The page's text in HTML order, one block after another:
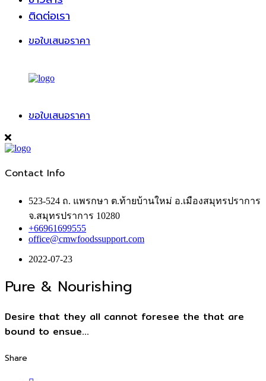
ติดต่อเรา
ขอใบเสนอราคา
ขอใบเสนอราคา
Contact Info
523-524 ถ. แพรกษา ต.ท้ายบ้านใหม่ อ.เมืองสมุทรปราการ
จ.สมุทรปราการ 10280
+66961699555
office@cmwfoodssupport.com
2022-07-23
Pure & Nourishing
Desire that they all cannot foresee the that are
bound to ensue…
Share